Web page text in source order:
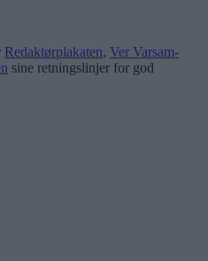
Redaktørplakaten, Ver Varsam-
sine retningslinjer for god